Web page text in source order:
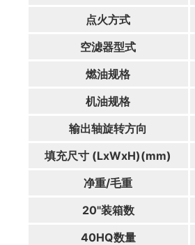
点火方式
空滤器型式
燃油规格
机油规格
输出轴旋转方向
填充尺寸 (LxWxH)(mm)
净重/毛重
20"装箱数
40HQ数量